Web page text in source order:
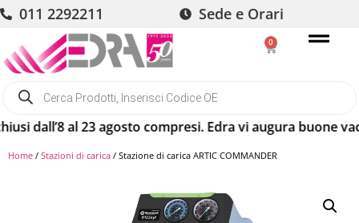
011 2292211 Sede e Orari
0
dall’8 al 23 agosto compresi. Edra vi augura buone
Home / Stazioni di carica / Stazione di carica ARTIC COMMANDER